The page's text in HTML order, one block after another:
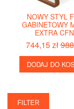
NOWY STYL
GABINETOWY
EXTRA
744,15 zł
DODAJ DO
FILTER